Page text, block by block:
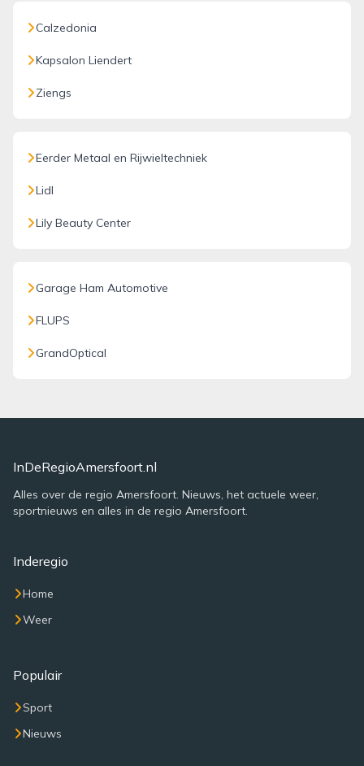
Calzedonia
Kapsalon Liendert
Ziengs
Eerder Metaal en Rijwieltechniek
Lidl
Lily Beauty Center
Garage Ham Automotive
FLUPS
GrandOptical
InDeRegioAmersfoort.nl
Alles over de regio Amersfoort. Nieuws, het actuele weer,
sportnieuws en alles in de regio Amersfoort.
Inderegio
Home
Weer
Populair
Sport
Nieuws